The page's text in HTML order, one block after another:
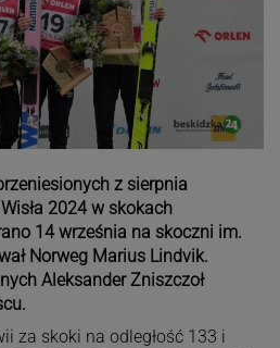
z sierpnia
2024 w skokach
14 września na skoczni im.
Norweg Marius Lindvik.
Aleksander Zniszczoł
za skoki na odległość 133 i